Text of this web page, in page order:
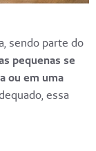
sendo parte do
pequenas se
ou em uma
essa